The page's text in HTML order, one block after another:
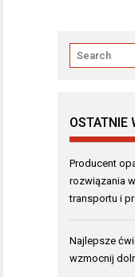
OSTATNIE
Producent
rozwiązania
transportu i
Najlepsze
wzmocnij